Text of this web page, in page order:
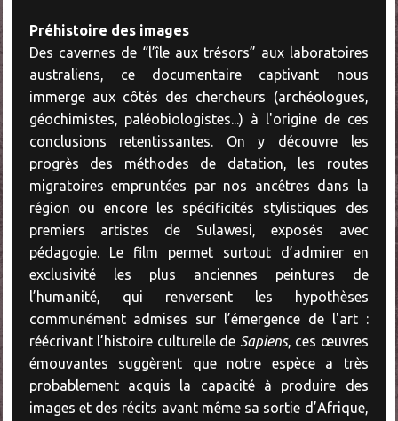
Préhistoire des images
Des cavernes de “l’île aux trésors” aux laboratoires
australiens, ce documentaire captivant nous
immerge aux côtés des chercheurs (archéologues,
géochimistes, paléobiologistes...) à l'origine de ces
conclusions retentissantes. On y découvre les
progrès des méthodes de datation, les routes
migratoires empruntées par nos ancêtres dans la
région ou encore les spécificités stylistiques des
premiers artistes de Sulawesi, exposés avec
pédagogie. Le film permet surtout d’admirer en
exclusivité les plus anciennes peintures de
l’humanité, qui renversent les hypothèses
communément admises sur l’émergence de l'art :
réécrivant l’histoire culturelle de Sapiens, ces œuvres
émouvantes suggèrent que notre espèce a très
probablement acquis la capacité à produire des
images et des récits avant même sa sortie d’Afrique,